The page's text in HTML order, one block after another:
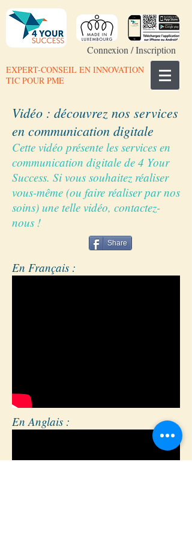
Connexion / Inscription
EXPERT-CONSEIL EN INNOVATION
TIC POUR PME
Vidéo : découvrez nos services
en communication digitale
Cette vidéo présente les services en
communication digitale de 4 Your
Success. Si vous souhaitez réaliser
vous-même (ou faire réaliser par nos
soins) une telle vidéo, contactez-
nous !
Share
En Français :
En Anglais :